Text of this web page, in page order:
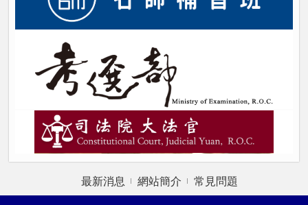
最新消息 網站簡介 常見問題